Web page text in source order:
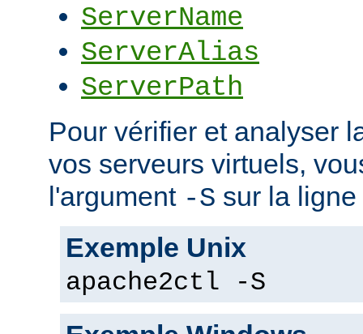
ServerName
ServerAlias
ServerPath
Pour vérifier et analyser
vos serveurs virtuels,
l'argument -S sur la
Exemple Unix
apache2ctl -S